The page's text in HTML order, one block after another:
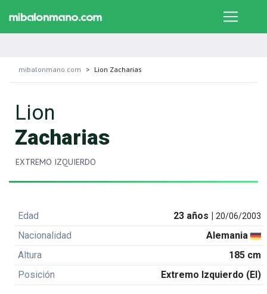
mibalonmano.com Lion Zacharias
Lion
Zacharias
EXTREMO IZQUIERDO
Edad 23 años |20/06/2003
Nacionalidad
Alemania
Altura
185 cm
Posición
Extremo Izquierdo (EI)